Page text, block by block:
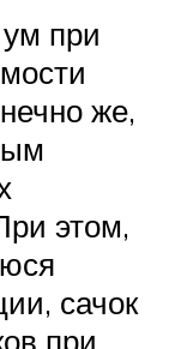
при
же,
этом,
сачок
при